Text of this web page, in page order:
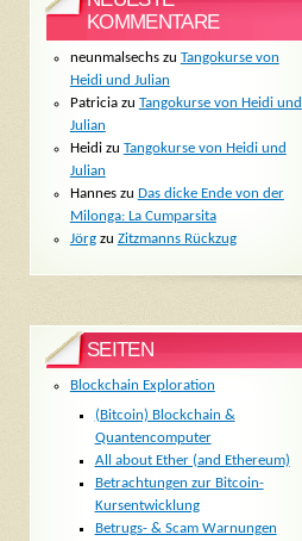
KOMMENTARE
neunmalsechszu Tangokurse von
Heidi und Julian
Patriciazu Tangokurse von Heidi und
Julian
Heidizu Tangokurse von Heidi und
Julian
Hanneszu Das dicke Ende von der
Milonga: La Cumparsita
Jörgzu Zitzmanns Rückzug
SEITEN
Blockchain Exploration
(Bitcoin) Blockchain &
Quantencomputer
All about Ether (and Ethereum)
Betrachtungen zur Bitcoin-
Kursentwicklung
Betrugs- & Scam Warnungen